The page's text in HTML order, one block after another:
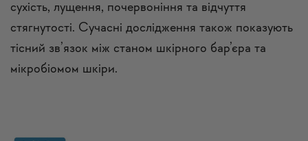
сухість, лущення, почервоніння та відчуття
стягнутості. Сучасні дослідження також показують
тісний зв’язок між станом шкірного бар’єра та
мікробіомом шкіри.